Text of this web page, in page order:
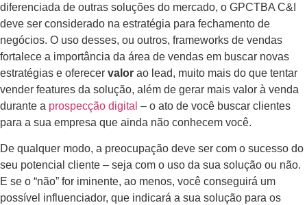
diferenciada de outras soluções do mercado, o GPCTBA C&I
deve ser considerado na estratégia para fechamento de
negócios. O uso desses, ou outros, frameworks de vendas
fortalece a importância da área de vendas em buscar novas
estratégias e oferecer valor ao lead, muito mais do que tentar
vender features da solução, além de gerar mais valor à venda
durante a prospecção digital – o ato de você buscar clientes
para a sua empresa que ainda não conhecem você.
De qualquer modo, a preocupação deve ser com o sucesso do
seu potencial cliente – seja com o uso da sua solução ou não.
E se o “não” for iminente, ao menos, você conseguirá um
possível influenciador, que indicará a sua solução para os